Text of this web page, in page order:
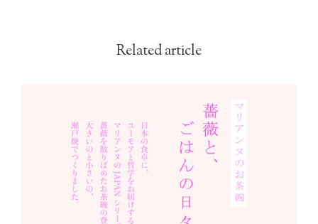
Related article